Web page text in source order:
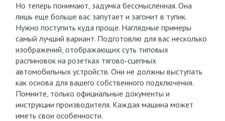
Но теперь понимают, задумка бессмысленная. Она
лишь еще больше вас запутает и загонит в тупик.
Нужно поступить куда проще. Наглядные примеры
самый лучший вариант. Подготовлю для вас несколько
изображений, отображающих суть типовых
распиновок на розетках тягово-сцепных
автомобильных устройств. Они не должны выступать
как основа для вашего собственного подключения.
Помните, только официальные документы и
инструкции производителя. Каждая машина может
иметь свои особенности.